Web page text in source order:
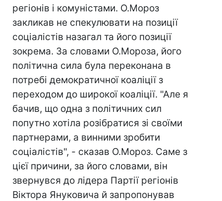
регіонів і комуністами. О.Мороз
закликав не спекулювати на позиції
соціалістів назагал та його позиції
зокрема. За словами О.Мороза, його
політична сила була переконана в
потребі демократичної коаліції з
переходом до широкої коаліції. "Але я
бачив, що одна з політичних сил
попутно хотіла розібратися зі своїми
партнерами, а винними зробити
соціалістів", - сказав О.Мороз. Саме з
цієї причини, за його словами, він
звернувся до лідера Партії регіонів
Віктора Януковича й запропонував